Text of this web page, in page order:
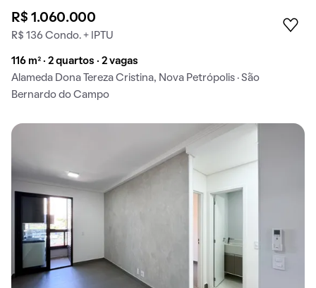
R$ 1.060.000
R$ 136 Condo. + IPTU
116 m² · 2 quartos · 2 vagas
Alameda Dona Tereza Cristina, Nova Petrópolis · São
Bernardo do Campo